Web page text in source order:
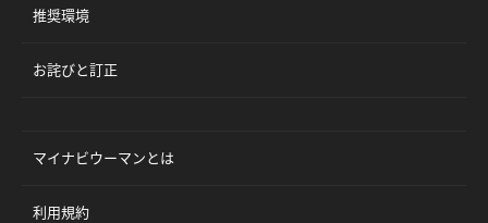
推奨環境
お詫びと訂正
マイナビウーマンとは
利用規約